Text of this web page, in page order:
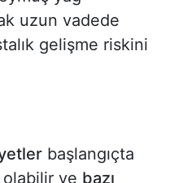
uzun vadede
gelişme riskini
başlangıçta
olabilir ve bazı